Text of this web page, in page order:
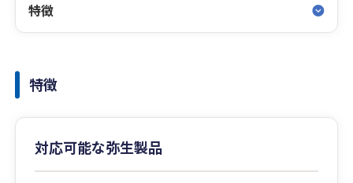
特徴
特徴
対応可能な弥生製品